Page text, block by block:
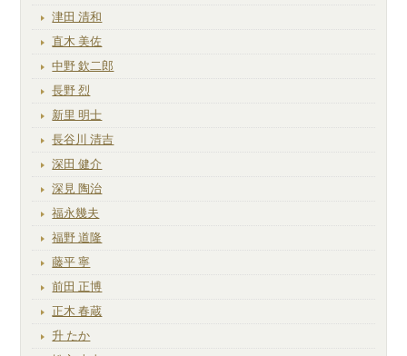
津田 清和
直木 美佐
中野 欽二郎
長野 烈
新里 明士
長谷川 清吉
深田 健介
深見 陶治
福永幾夫
福野 道隆
藤平 寧
前田 正博
正木 春蔵
升 たか